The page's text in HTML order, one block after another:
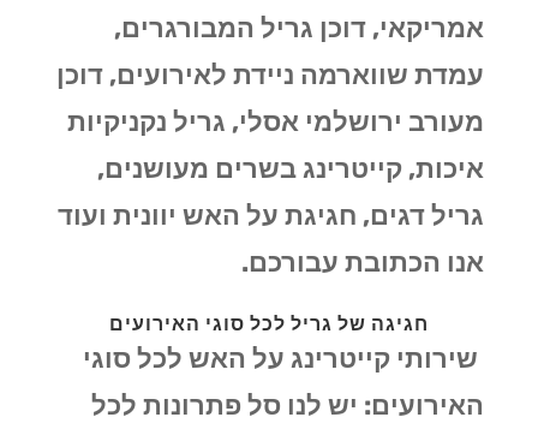
אמריקאי, דוכן גריל המבורגרים,
עמדת שווארמה ניידת לאירועים, דוכן
מעורב ירושלמי אסלי, גריל נקניקיות
איכות, קייטרינג בשרים מעושנים,
גריל דגים, חגיגת על האש יוונית ועוד
אנו הכתובת עבורכם.
חגיגה של גריל לכל סוגי האירועים
שירותי קייטרינג על האש לכל סוגי
האירועים: יש לנו סל פתרונות לכל